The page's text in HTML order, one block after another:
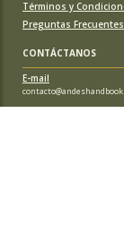
Términos y
Preguntas Frecuentes
CONTÁCTANOS
E-mail